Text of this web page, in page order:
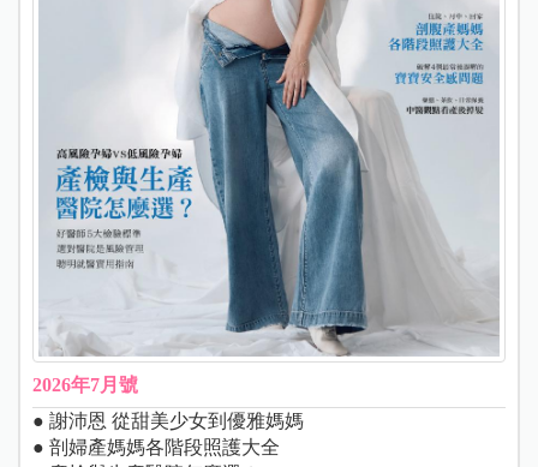
2026年7月號
● 謝沛恩 從甜美少女到優雅媽媽
● 剖婦產媽媽各階段照護大全